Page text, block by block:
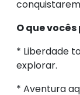
O que
* Liberdade
explorar.
* Aventura